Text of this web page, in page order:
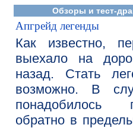
Обзоры и тест-
Апгрейд легенды
Как известно,
выехало на
назад. Стать
возможно. В
понадобилось
обратно в